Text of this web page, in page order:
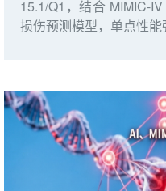
15.1/Q1，结合 MIMIC-
损伤预测模型，单点性